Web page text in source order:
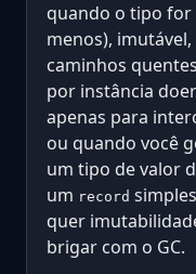
quando o tipo for
menos),
caminhos
por instância
apenas para
ou quando você
um tipo de valor
um record
quer
brigar com o GC.